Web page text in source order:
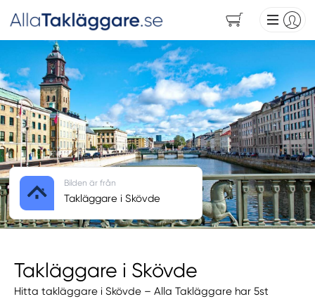
Takläggare i Skövde
Hitta takläggare i Skövde – Alla Takläggare har 5st
Bilden är från
Takläggare i Skövde